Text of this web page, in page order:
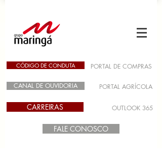
CÓDIGO DE CONDUTA
CANAL DE OUVIDORIA
CARREIRAS
PORTAL DE COMPRAS
PORTAL AGRÍCOLA
OUTLOOK 365
FALE CONOSCO